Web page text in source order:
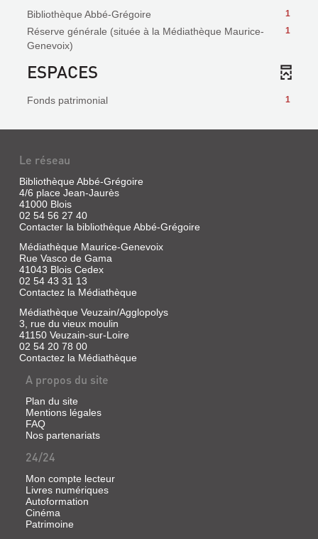
1
Bibliothèque Abbé-Grégoire
1
Réserve générale (située à la Médiathèque Maurice-
Genevoix)
ESPACES
1
Fonds patrimonial
Le réseau
Bibliothèque Abbé-Grégoire
4/6 place Jean-Jaurès
41000 Blois
02 54 56 27 40
Contacter la bibliothèque Abbé-Grégoire
Médiathèque Maurice-Genevoix
Rue Vasco de Gama
41043 Blois Cedex
02 54 43 31 13
Contactez la Médiathèque
Médiathèque Veuzain/Agglopolys
3, rue du vieux moulin
41150 Veuzain-sur-Loire
02 54 20 78 00
Contactez la Médiathèque
A propos du site
Plan du site
Mentions légales
FAQ
Nos partenariats
24/24
Mon compte lecteur
Livres numériques
Autoformation
Cinéma
Patrimoine